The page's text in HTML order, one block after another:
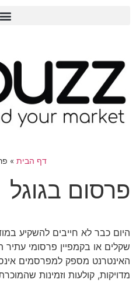
דף הבית »
פרסום בגוגל
היום כבר לא חייבים להשקיע
שקלים או בקמפיין פרסומי עתיר
האינטרנט מספק למפרסמים
מדויקות, קולעות וזמינות